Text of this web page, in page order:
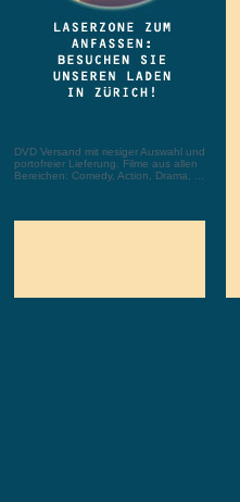
DVD Versand mit riesiger Auswahl und
portofreier Lieferung. Filme aus allen
Bereichen: Comedy, Action, Drama, ...